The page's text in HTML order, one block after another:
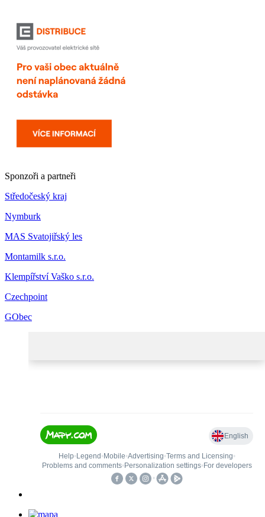
Sponzoři a partneři
Středočeský kraj
Nymburk
MAS Svatojiřský les
Montamilk s.r.o.
Klempířství Vaško s.r.o.
Czechpoint
GObec